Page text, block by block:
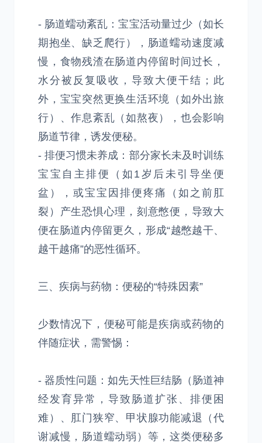
- 肠道蠕动紊乱：宝宝活动量过少（如长
期抱坐、缺乏爬行），肠道蠕动速度减
慢，食物残渣在肠道内停留时间过长，
水分被反复吸收，导致大便干结；此
外，宝宝突然更换生活环境（如外出旅
行）、作息紊乱（如熬夜），也会影响
肠道节律，诱发便秘。
- 排便习惯未养成：部分家长未及时训练
宝宝自主排便（如1岁后未引导坐便
盆），或宝宝因排便疼痛（如之前肛
裂）产生恐惧心理，刻意憋便，导致大
便在肠道内停留更久，形成“越憋越干、
越干越痛”的恶性循环。
三、疾病与药物：便秘的“特殊因素”
少数情况下，便秘可能是疾病或药物的
伴随症状，需警惕：
- 器质性问题：如先天性巨结肠（肠道神
经发育异常，导致肠道扩张、排便困
难）、肛门狭窄、甲状腺功能减退（代
谢减慢，肠道蠕动弱）等，这类便秘多